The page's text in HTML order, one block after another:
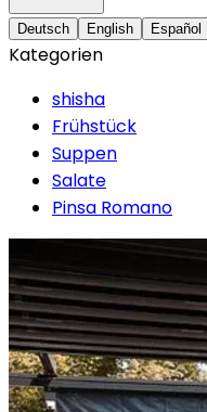
Deutsch English Español
Kategorien
shisha
Frühstück
Suppen
Salate
Pinsa Romano